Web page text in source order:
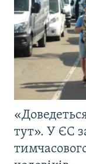
тут». У ЄС